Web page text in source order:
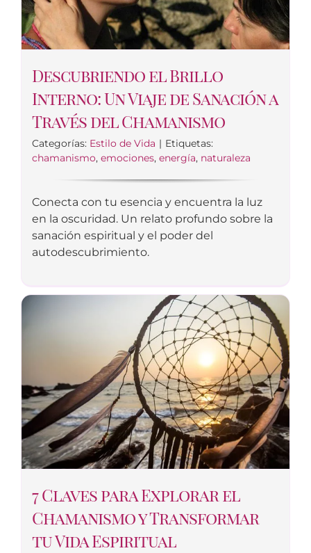
Descubriendo el Brillo
Interno: Un Viaje de Sanación a
Través del Chamanismo
Categorías: Estilo de Vida | Etiquetas:
chamanismo, emociones, energía, naturaleza
Conecta con tu esencia y encuentra la luz
en la oscuridad. Un relato profundo sobre la
sanación espiritual y el poder del
autodescubrimiento.
7 Claves para Explorar el
Chamanismo y Transformar
tu Vida Espiritual